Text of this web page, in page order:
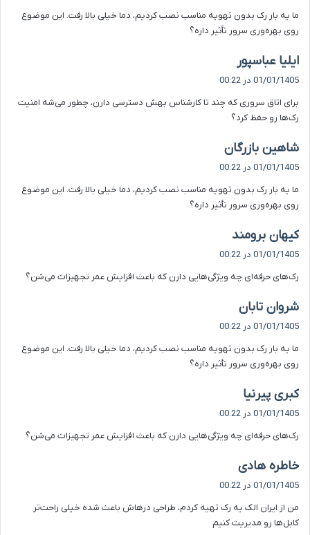
:
ما یه بار رک بدون تهویه مناسب نصب کردیم، دما خیلی بالا رفت. این موضوع
روی بهره‌وری سرور تأثیر داره؟
ایلیا عباسپور
ف
:
01/01/1405 در 00:22
برای اتاق سروری که چند تا کارشناس بهش دسترسی دارن، چطور می‌شه امنیت
رک‌ها رو حفظ کرد؟
شاهین بازرگان
ف
:
01/01/1405 در 00:22
ما یه بار رک بدون تهویه مناسب نصب کردیم، دما خیلی بالا رفت. این موضوع
روی بهره‌وری سرور تأثیر داره؟
کیهان برومند
ف
:
01/01/1405 در 00:22
رک‌های حرفه‌ای چه ویژگی‌هایی دارن که باعث افزایش عمر تجهیزات می‌شن؟
شروان تابان
ف
:
01/01/1405 در 00:22
ما یه بار رک بدون تهویه مناسب نصب کردیم، دما خیلی بالا رفت. این موضوع
روی بهره‌وری سرور تأثیر داره؟
کبری پیرنیا
ف
:
01/01/1405 در 00:22
رک‌های حرفه‌ای چه ویژگی‌هایی دارن که باعث افزایش عمر تجهیزات می‌شن؟
خاطره هادی
ف
:
01/01/1405 در 00:22
من از ایران الک یه رک تهیه کردم، طراحی درهاش باعث شده خیلی راحت‌تر
کابل‌ها رو مدیریت کنیم